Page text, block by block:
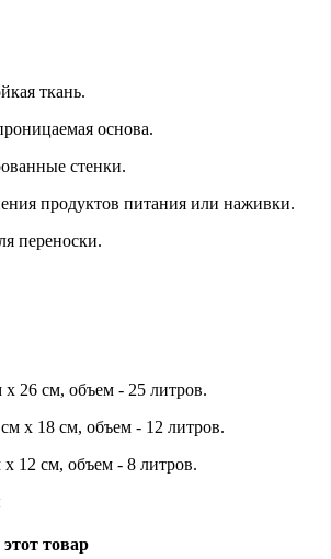
ткань.
основа.
стенки.
продуктов питания или наживки.
переноски.
26 см, объем - 25 литров.
x 18 см, объем - 12 литров.
12 см, объем - 8 литров.
товар